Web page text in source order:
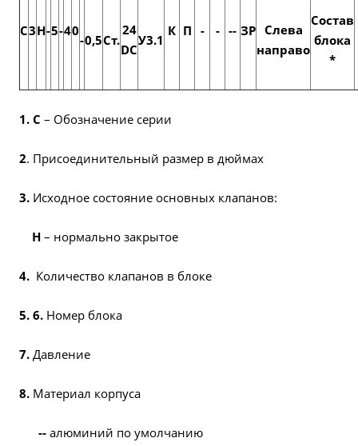
С3Н-5-40
-0,5Ст.
24
DC
У3.1
К П - - -- ЗР Слева
направо
Состав
блока
*
1. С – Обозначение серии
2. Присоединительный размер в дюймах
3. Исходное состояние основных клапанов:
Н – нормально закрытое
4. Количество клапанов в блоке
5. 6. Номер блока
7. Давление
8. Материал корпуса
-- алюминий по умолчанию